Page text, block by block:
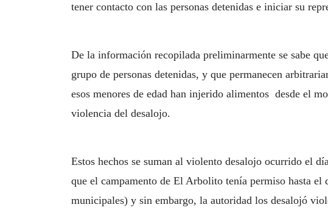
tener contacto con las personas detenidas e iniciar su
De la información recopilada preliminarmente se sabe
grupo de personas detenidas, y que permanecen
esos menores de edad han injerido alimentos desde el
violencia del desalojo.
Estos hechos se suman al violento desalojo ocurrido el
que el campamento de El Arbolito tenía permiso hasta
municipales) y sin embargo, la autoridad los desalojó